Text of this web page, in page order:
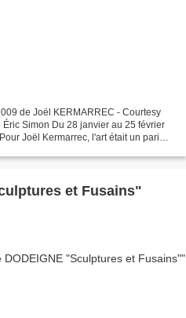
de Joël KERMARREC - Courtesy
Simon Du 28 janvier au 25 février
Joël Kermarrec, l'art était un pari
et Fusains"